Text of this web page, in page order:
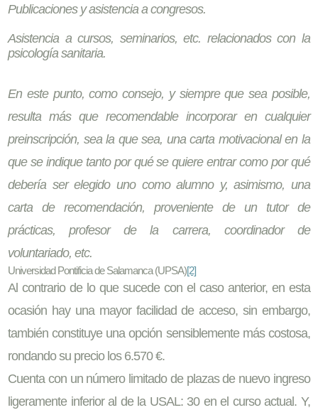
Publicaciones y asistencia a congresos.
Asistencia a cursos, seminarios, etc. relacionados con la
psicología sanitaria.
En este punto, como consejo, y siempre que sea posible,
resulta más que recomendable incorporar en cualquier
preinscripción, sea la que sea, una carta motivacional en la
que se indique tanto por qué se quiere entrar como por qué
debería ser elegido uno como alumno y, asimismo, una
carta de recomendación, proveniente de un tutor de
prácticas, profesor de la carrera, coordinador de
voluntariado, etc.
Universidad Pontificia de Salamanca (UPSA)[2]
Al contrario de lo que sucede con el caso anterior, en esta
ocasión hay una mayor facilidad de acceso, sin embargo,
también constituye una opción sensiblemente más costosa,
rondando su precio los 6.570 €.
Cuenta con un número limitado de plazas de nuevo ingreso
ligeramente inferior al de la USAL: 30 en el curso actual. Y,